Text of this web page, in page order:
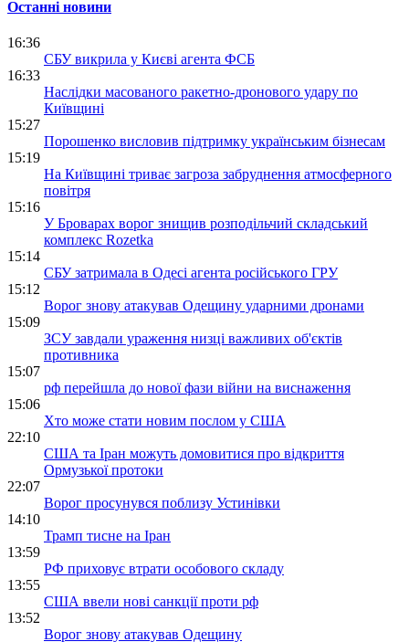
Останні новини
16:36
СБУ викрила у Києві агента ФСБ
16:33
Наслідки масованого ракетно-дронового удару по
Київщині
15:27
Порошенко висловив підтримку українським бізнесам
15:19
На Київщині триває загроза забруднення атмосферного
повітря
15:16
У Броварах ворог знищив розподільчий складський
комплекс Rozetka
15:14
СБУ затримала в Одесі агента російського ГРУ
15:12
Ворог знову атакував Одещину ударними дронами
15:09
ЗСУ завдали ураження низці важливих об'єктів
противника
15:07
рф перейшла до нової фази війни на виснаження
15:06
Хто може стати новим послом у США
22:10
США та Іран можуть домовитися про відкриття
Ормузької протоки
22:07
Ворог просунувся поблизу Устинівки
14:10
Трамп тисне на Іран
13:59
РФ приховує втрати особового складу
13:55
США ввели нові санкції проти рф
13:52
Ворог знову атакував Одещину